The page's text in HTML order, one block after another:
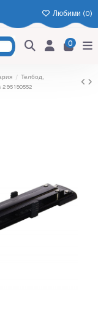
Любими (0)
0
Телбод,
190552